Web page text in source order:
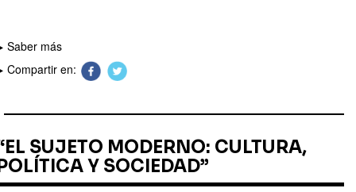
Saber más
Compartir en:
SUJETO MODERNO: CULTURA,
Y SOCIEDAD”